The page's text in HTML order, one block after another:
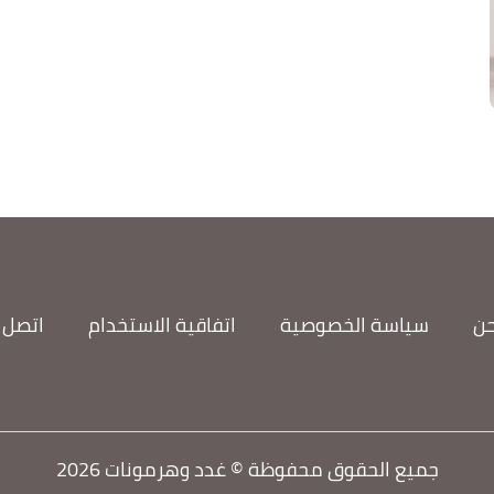
سياسة الخصوصية اتفاقية الاستخدام اتصل
جميع الحقوق محفوظة © غدد وهرمونات 2026